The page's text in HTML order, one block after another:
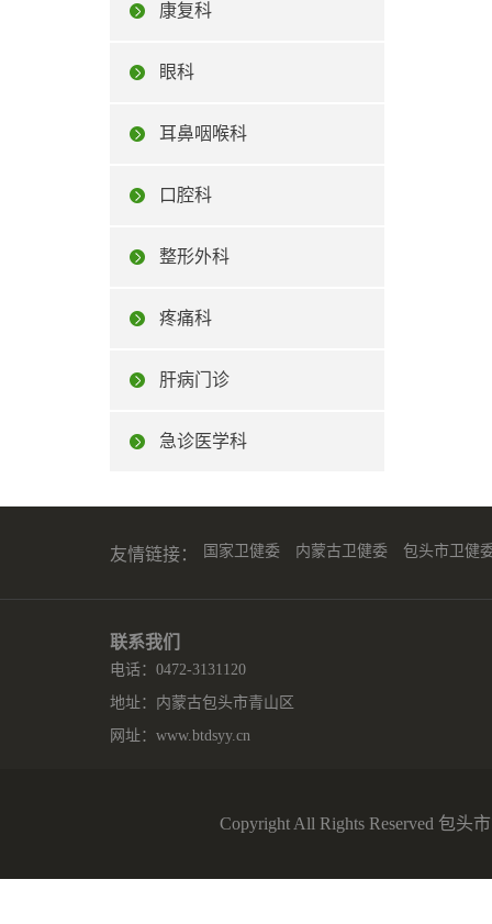
康复科
眼科
耳鼻咽喉科
口腔科
整形外科
疼痛科
肝病门诊
急诊医学科
友情链接： 国家卫健委 内蒙古卫健委 包头市卫健
联系我们
电话：0472-3131120
地址：内蒙古包头市青山区
网址： www.btdsyy.cn
Copyright All Rights Reserved 包头